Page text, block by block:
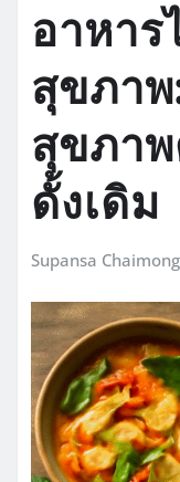
อาหาร
สุขภา
สุขภา
ดั้งเดิม
Supansa